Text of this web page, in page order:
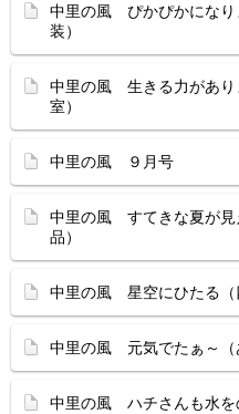
中里の風 ぴかぴかになり
装）
中里の風 生きる力があり
室）
中里の風 ９月号
中里の風 すてきな夏が見
品）
中里の風 星空にひたる（
中里の風 元気でたぁ～（
中里の風 ハチさんも水を